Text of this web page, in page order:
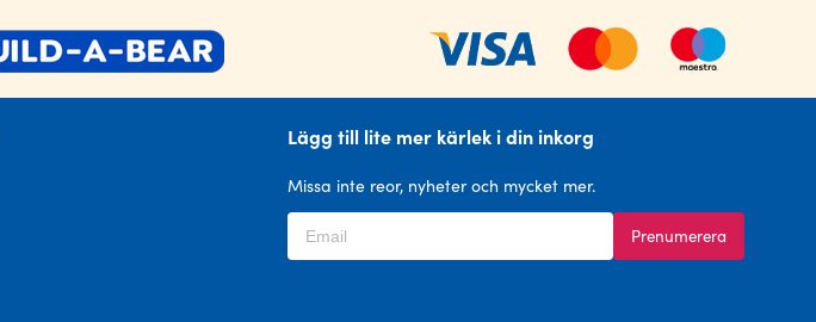
Lägg till lite mer kärlek i din inkorg
Missa inte reor, nyheter och mycket mer.
Prenumerera